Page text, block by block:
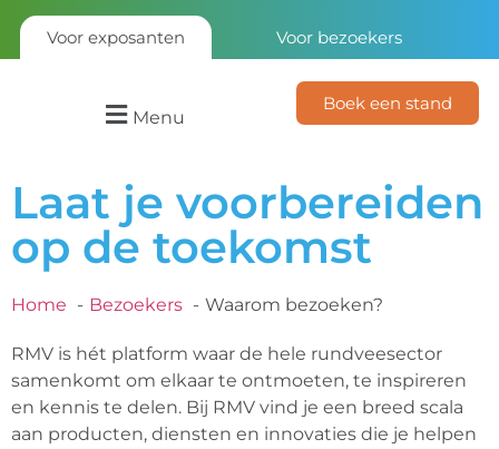
Voor exposanten Voor bezoekers
Menu
Boek een stand
Laat je voorbereiden
op de toekomst
Home Bezoekers Waarom bezoeken?
RMV is hét platform waar de hele rundveesector
samenkomt om elkaar te ontmoeten, te inspireren
en kennis te delen. Bij RMV vind je een breed scala
aan producten, diensten en innovaties die je helpen